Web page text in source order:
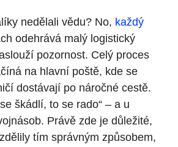
nedělali vědu? No, každý
odehrává malý logistický
pozornost. Celý proces
na hlavní poště, kde se
dostávají po náročné cestě.
škádlí, to se rado“ – a u
Právě zde je důležité,
tím správným způsobem,